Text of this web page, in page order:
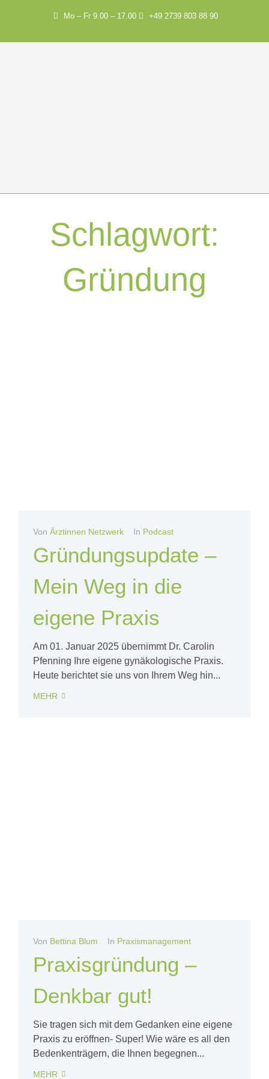
Mo – Fr 9.00 – 17.00 +49 2739 803 88 90
Schlagwort:
Gründung
Von Ärztinnen Netzwerk In Podcast
Gründungsupdate –
Mein Weg in die
eigene Praxis
Am 01. Januar 2025 übernimmt Dr. Carolin
Pfenning Ihre eigene gynäkologische Praxis.
Heute berichtet sie uns von Ihrem Weg hin...
MEHR
Von Bettina Blum In Praxismanagement
Praxisgründung –
Denkbar gut!
Sie tragen sich mit dem Gedanken eine eigene
Praxis zu eröffnen- Super! Wie wäre es all den
Bedenkenträgern, die Ihnen begegnen...
MEHR